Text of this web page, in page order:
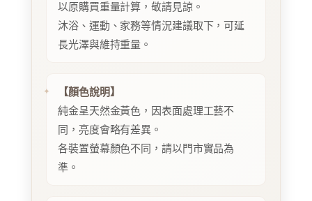
以原購買重量計算，敬請見諒。
沐浴、運動、家務等情況建議取下，可延
長光澤與維持重量。
【顏色說明】
純金呈天然金黃色，因表面處理工藝不
同，亮度會略有差異。
各裝置螢幕顏色不同，請以門市實品為
準。